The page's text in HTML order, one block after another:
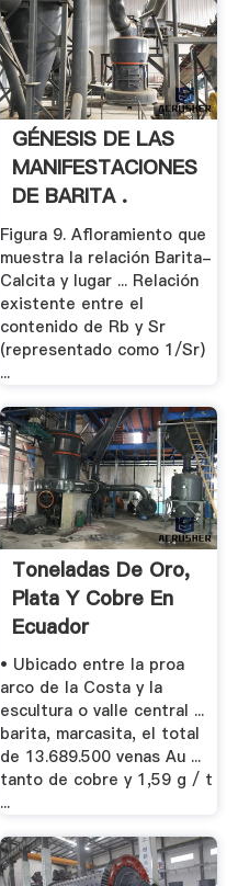
GÉNESIS DE LAS
MANIFESTACIONES
DE BARITA .
Figura 9. Afloramiento que
muestra la relación Barita-
Calcita y lugar ... Relación
existente entre el
contenido de Rb y Sr
(representado como 1/Sr)
...
Toneladas De Oro,
Plata Y Cobre En
Ecuador
• Ubicado entre la proa
arco de la Costa y la
escultura o valle central ...
barita, marcasita, el total
de 13.689.500 venas Au ...
tanto de cobre y 1,59 g / t
...